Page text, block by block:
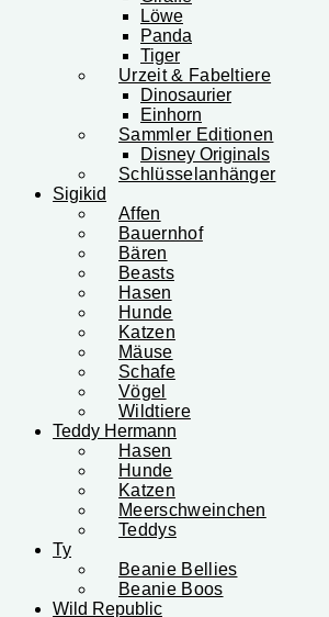
Löwe
Panda
Tiger
Urzeit & Fabeltiere
Dinosaurier
Einhorn
Sammler Editionen
Disney Originals
Schlüsselanhänger
Sigikid
Affen
Bauernhof
Bären
Beasts
Hasen
Hunde
Katzen
Mäuse
Schafe
Vögel
Wildtiere
Teddy Hermann
Hasen
Hunde
Katzen
Meerschweinchen
Teddys
Ty
Beanie Bellies
Beanie Boos
Wild Republic